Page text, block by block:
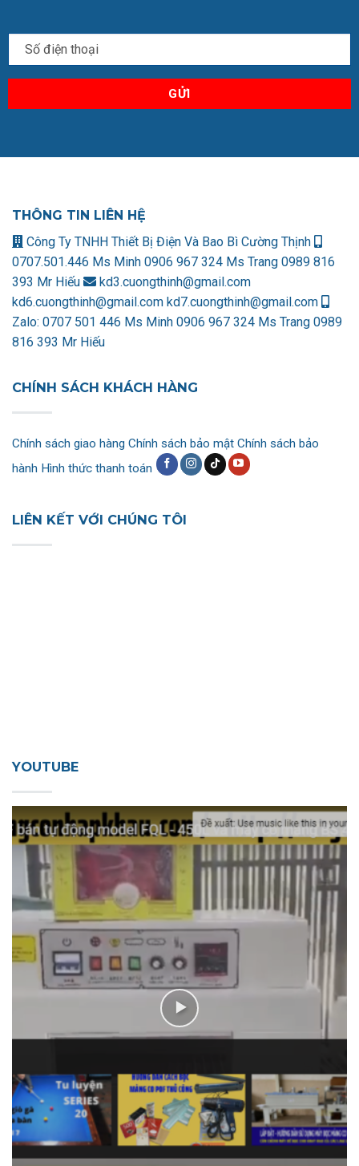
THÔNG TIN LIÊN HỆ
Công Ty TNHH Thiết Bị Điện Và Bao Bì Cường Thịnh
0707.501.446 Ms Minh 0906 967 324 Ms Trang 0989 816
393 Mr Hiếu
kd3.cuongthinh@gmail.com
kd6.cuongthinh@gmail.com kd7.cuongthinh@gmail.com
Zalo: 0707 501 446 Ms Minh 0906 967 324 Ms Trang 0989
816 393 Mr Hiếu
CHÍNH SÁCH KHÁCH HÀNG
Chính sách giao hàng Chính sách bảo mật Chính sách bảo
hành Hình thức thanh toán
LIÊN KẾT VỚI CHÚNG TÔI
YOUTUBE